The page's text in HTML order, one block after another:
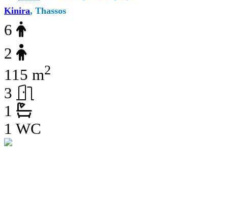
Kinira, Thassos
6
2
115 m2
3
1
1 WC